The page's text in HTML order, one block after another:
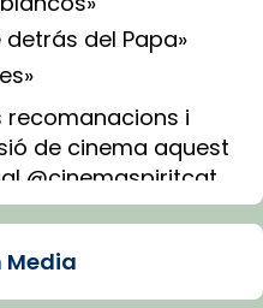
detrás del Papa»
recomanacions i
de cinema aquest
@cinemaspiritcat
IA (OpenAI)